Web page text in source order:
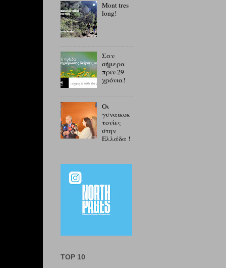
Mont tres
long!
Σαν
σήμερα
πριν 29
χρόνια!
Οι
γυναικοκ
τονίες
στην
Ελλάδα !
TOP 10